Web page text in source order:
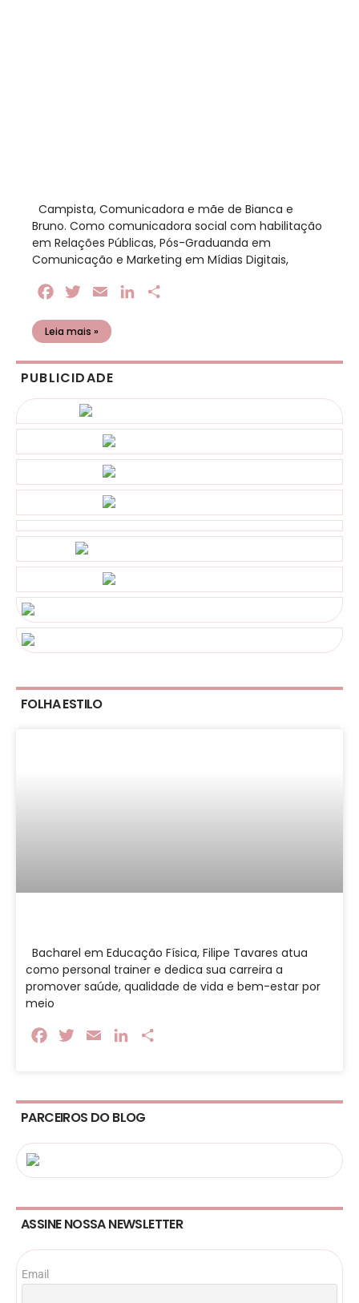
​ Campista, Comunicadora e mãe de Bianca e
Bruno. Como comunicadora social com habilitação
em Relações Públicas, Pós-Graduanda em
Comunicação e Marketing em Mídias Digitais,
FacebookTwitterEmail LinkedIn
Leia mais »
PUBLICIDADE
FOLHA ESTILO
Bacharel em Educação Física, Filipe Tavares atua
como personal trainer e dedica sua carreira a
promover saúde, qualidade de vida e bem-estar por
meio
FacebookTwitterEmail LinkedIn
PARCEIROS DO BLOG
ASSINE NOSSA NEWSLETTER
Email